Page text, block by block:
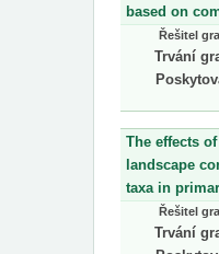
based on
Řešitel
Trvání
The effects
landscape
taxa in
Řešitel
Trvání